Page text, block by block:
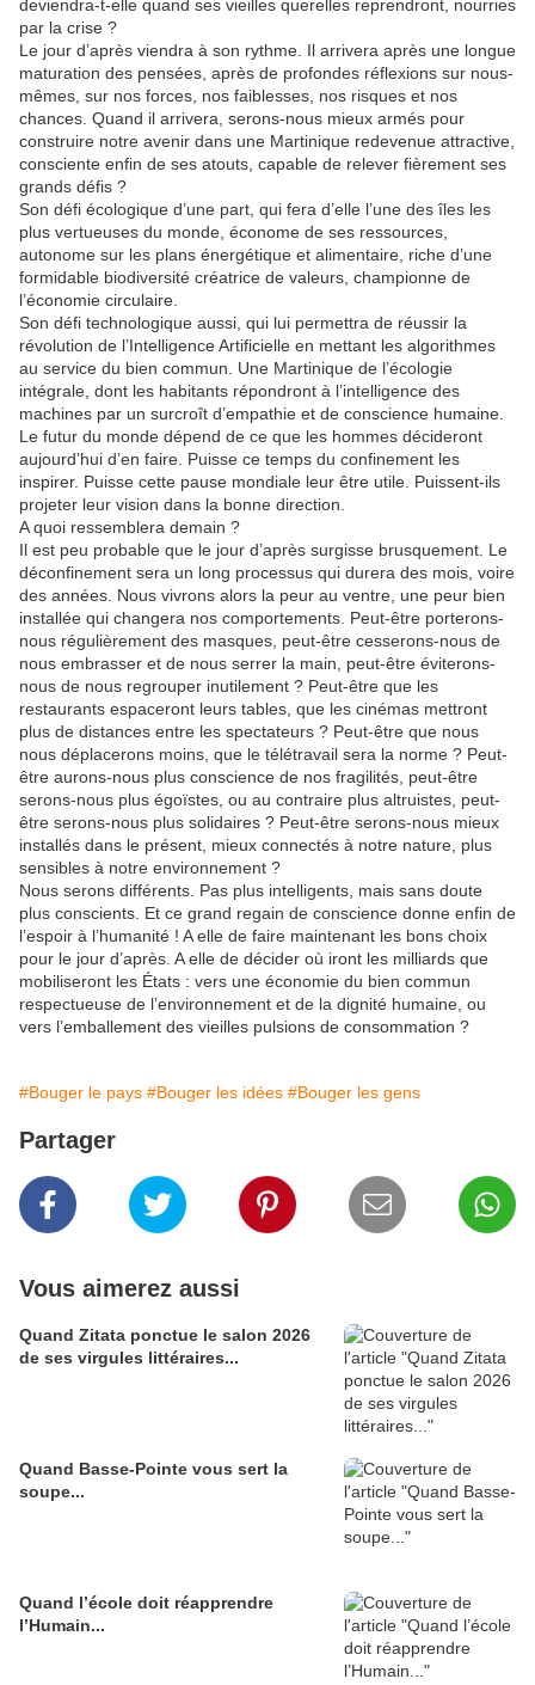
deviendra-t-elle quand ses vieilles querelles reprendront, nourries
par la crise ?
Le jour d’après viendra à son rythme. Il arrivera après une longue
maturation des pensées, après de profondes réflexions sur nous-
mêmes, sur nos forces, nos faiblesses, nos risques et nos
chances. Quand il arrivera, serons-nous mieux armés pour
construire notre avenir dans une Martinique redevenue attractive,
consciente enfin de ses atouts, capable de relever fièrement ses
grands défis ?
Son défi écologique d’une part, qui fera d’elle l’une des îles les
plus vertueuses du monde, économe de ses ressources,
autonome sur les plans énergétique et alimentaire, riche d’une
formidable biodiversité créatrice de valeurs, championne de
l’économie circulaire.
Son défi technologique aussi, qui lui permettra de réussir la
révolution de l’Intelligence Artificielle en mettant les algorithmes
au service du bien commun. Une Martinique de l’écologie
intégrale, dont les habitants répondront à l’intelligence des
machines par un surcroît d’empathie et de conscience humaine.
Le futur du monde dépend de ce que les hommes décideront
aujourd’hui d’en faire. Puisse ce temps du confinement les
inspirer. Puisse cette pause mondiale leur être utile. Puissent-ils
projeter leur vision dans la bonne direction.
A quoi ressemblera demain ?
Il est peu probable que le jour d’après surgisse brusquement. Le
déconfinement sera un long processus qui durera des mois, voire
des années. Nous vivrons alors la peur au ventre, une peur bien
installée qui changera nos comportements. Peut-être porterons-
nous régulièrement des masques, peut-être cesserons-nous de
nous embrasser et de nous serrer la main, peut-être éviterons-
nous de nous regrouper inutilement ? Peut-être que les
restaurants espaceront leurs tables, que les cinémas mettront
plus de distances entre les spectateurs ? Peut-être que nous
nous déplacerons moins, que le télétravail sera la norme ? Peut-
être aurons-nous plus conscience de nos fragilités, peut-être
serons-nous plus égoïstes, ou au contraire plus altruistes, peut-
être serons-nous plus solidaires ? Peut-être serons-nous mieux
installés dans le présent, mieux connectés à notre nature, plus
sensibles à notre environnement ?
Nous serons différents. Pas plus intelligents, mais sans doute
plus conscients. Et ce grand regain de conscience donne enfin de
l’espoir à l’humanité ! A elle de faire maintenant les bons choix
pour le jour d’après. A elle de décider où iront les milliards que
mobiliseront les États : vers une économie du bien commun
respectueuse de l’environnement et de la dignité humaine, ou
vers l’emballement des vieilles pulsions de consommation ?
#Bouger le pays #Bouger les idées #Bouger les gens
Partager
Vous aimerez aussi
Quand Zitata ponctue le salon 2026
de ses virgules littéraires...
Quand Basse-Pointe vous sert la
soupe...
Quand l’école doit réapprendre
l’Humain...